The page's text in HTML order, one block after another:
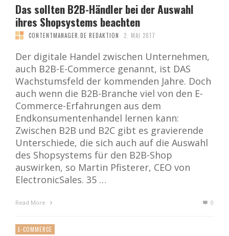
Das sollten B2B-Händler bei der Auswahl
ihres Shopsystems beachten
CONTENTMANAGER.DE REDAKTION 2. MAI 2017
Der digitale Handel zwischen Unternehmen,
auch B2B-E-Commerce genannt, ist DAS
Wachstumsfeld der kommenden Jahre. Doch
auch wenn die B2B-Branche viel von den E-
Commerce-Erfahrungen aus dem
Endkonsumentenhandel lernen kann:
Zwischen B2B und B2C gibt es gravierende
Unterschiede, die sich auch auf die Auswahl
des Shopsystems für den B2B-Shop
auswirken, so Martin Pfisterer, CEO von
ElectronicSales. 35 …
Read More 0
E-COMMERCE